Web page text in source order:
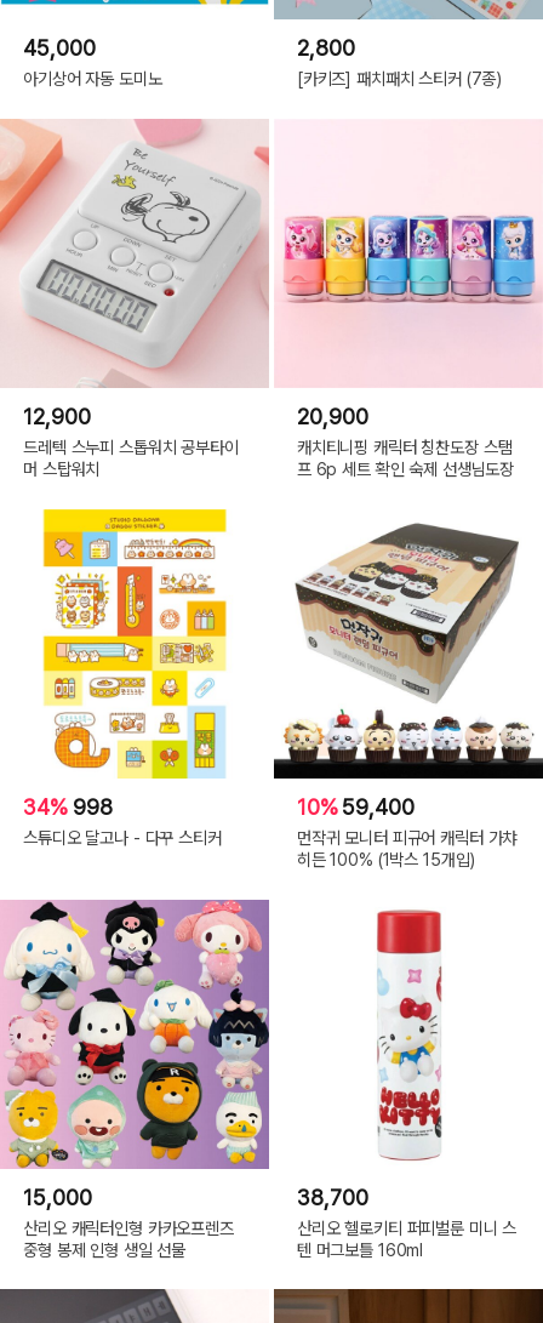
45,000
아기상어 자동 도미노
2,800
[카키즈] 패치패치 스티커 (7종)
12,900
드레텍 스누피 스톱워치 공부타이
머 스탑워치
20,900
캐치티니핑 캐릭터 칭찬도장 스탬
프 6p 세트 확인 숙제 선생님도장
34% 998
스튜디오 달고나 - 다꾸 스티커
10%59,400
먼작귀 모니터 피규어 캐릭터 가챠
히든 100% (1박스 15개입)
15,000
산리오 캐릭터인형 카카오프렌즈
중형 봉제 인형 생일 선물
38,700
산리오 헬로키티 퍼피벌룬 미니 스
텐 머그보틀 160ml